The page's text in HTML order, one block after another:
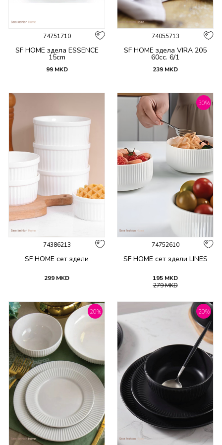
74751710
SF HOME здела ESSENCE
15cm
99 MKD
74055713
SF HOME здела VIRA 205
60cc. 6/1
239 MKD
74386213
SF HOME сет здели
299 MKD
30%
74752610
SF HOME сет здели LINES
195 MKD
279MKD
20% 20%